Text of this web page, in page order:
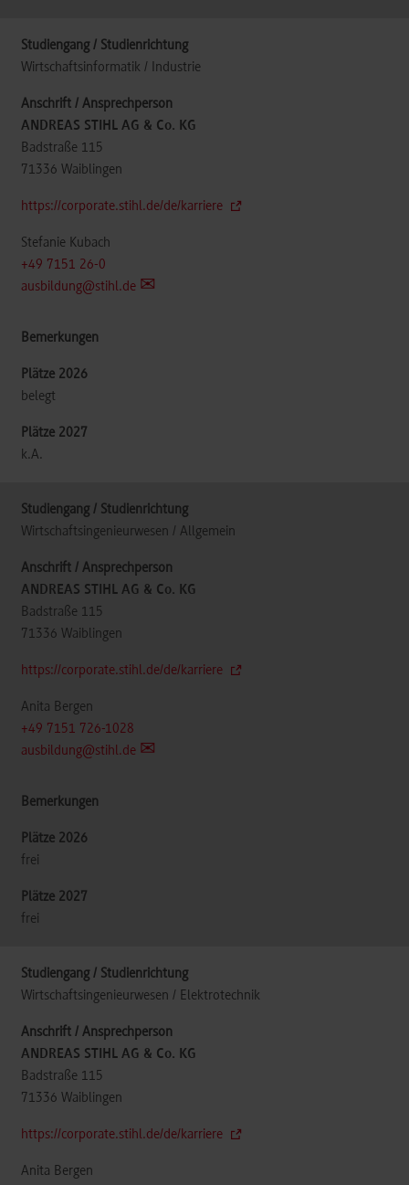
Wirtschaftsinformatik / Industrie
ANDREAS STIHL AG & Co. KG
Badstraße 115
71336 Waiblingen
https://corporate.stihl.de/de/karriere
Stefanie Kubach
+49 7151 26-0
ausbildung@stihl.de
belegt
k.A.
Wirtschaftsingenieurwesen / Allgemein
ANDREAS STIHL AG & Co. KG
Badstraße 115
71336 Waiblingen
https://corporate.stihl.de/de/karriere
Anita Bergen
+49 7151 726-1028
ausbildung@stihl.de
frei
frei
Wirtschaftsingenieurwesen / Elektrotechnik
ANDREAS STIHL AG & Co. KG
Badstraße 115
71336 Waiblingen
https://corporate.stihl.de/de/karriere
Anita Bergen